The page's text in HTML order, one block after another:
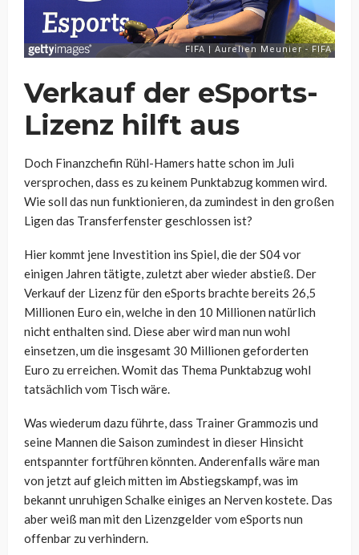
Verkauf der eSports-
Lizenz hilft aus
Doch Finanzchefin Rühl-Hamers hatte schon im Juli
versprochen, dass es zu keinem Punktabzug kommen wird.
Wie soll das nun funktionieren, da zumindest in den großen
Ligen das Transferfenster geschlossen ist?
Hier kommt jene Investition ins Spiel, die der S04 vor
einigen Jahren tätigte, zuletzt aber wieder abstieß. Der
Verkauf der Lizenz für den eSports brachte bereits 26,5
Millionen Euro ein, welche in den 10 Millionen natürlich
nicht enthalten sind. Diese aber wird man nun wohl
einsetzen, um die insgesamt 30 Millionen geforderten
Euro zu erreichen. Womit das Thema Punktabzug wohl
tatsächlich vom Tisch wäre.
Was wiederum dazu führte, dass Trainer Grammozis und
seine Mannen die Saison zumindest in dieser Hinsicht
entspannter fortführen könnten. Anderenfalls wäre man
von jetzt auf gleich mitten im Abstiegskampf, was im
bekannt unruhigen Schalke einiges an Nerven kostete. Das
aber weiß man mit den Lizenzgelder vom eSports nun
offenbar zu verhindern.